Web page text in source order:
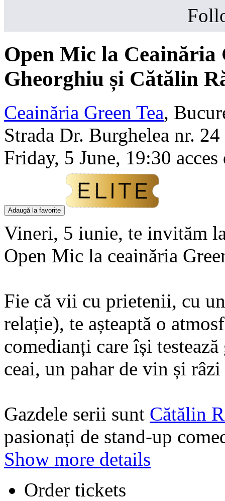
Open Mic la Ceainăria
Gheorghiu și Cătălin
Ceainăria Green Tea,
Strada Dr. Burghelea nr. 24
Friday, 5 June, 19:30
Adaugă la favorite
Vineri, 5 iunie, te invităm
Open Mic la ceainăria
Fie că vii cu prietenii, cu
relație), te așteaptă o
comedianți care își
ceai, un pahar de vin și
Gazdele serii sunt Cătălin
pasionați de stand-up
Show more details
Order tickets